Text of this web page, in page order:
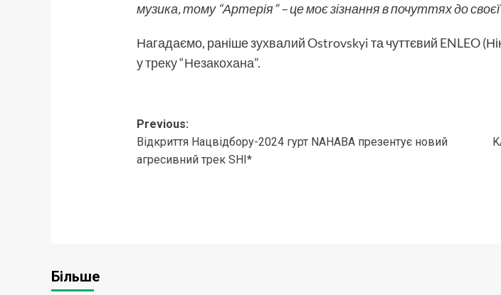
музика, тому “Артерія” – це моє зізнання в почуттях до
Нагадаємо, раніше зухвалийOstrovskyiта чуттєвий ENLEO
утреку “Незакохана”.
Post
navigation
Previous:
Відкриття Нацвідбору-2024 гурт NAHABA презентує новий
агресивний трек SHI*
Більше